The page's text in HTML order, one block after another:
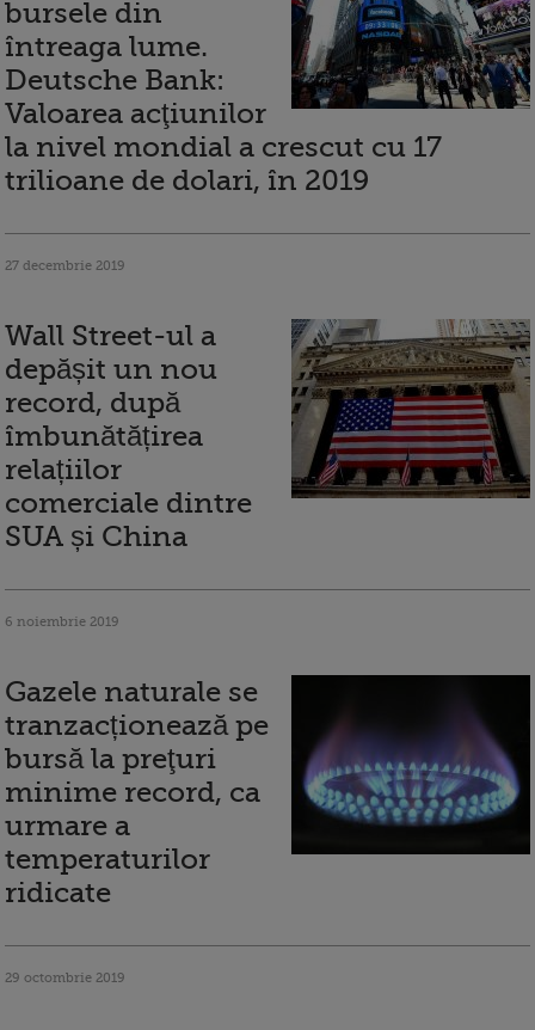
bursele din
întreaga lume.
Deutsche Bank:
Valoarea acţiunilor
la nivel mondial a crescut cu 17
trilioane de dolari, în 2019
27 decembrie 2019
Wall Street-ul a
depășit un nou
record, după
îmbunătățirea
relațiilor
comerciale dintre
SUA și China
6 noiembrie 2019
Gazele naturale se
tranzacționează pe
bursă la preţuri
minime record, ca
urmare a
temperaturilor
ridicate
29 octombrie 2019